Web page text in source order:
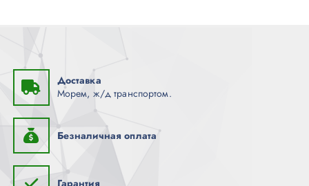
Доставка
Морем, ж/д транспортом.
Безналичная оплата